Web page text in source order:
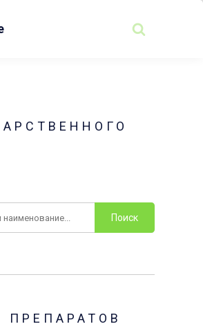
ПРЕПАРАТОВ